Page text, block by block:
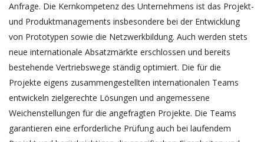
Anfrage. Die Kernkompetenz des Unternehmens ist das Projekt-
und Produktmanagements insbesondere bei der Entwicklung
von Prototypen sowie die Netzwerkbildung. Auch werden stets
neue internationale Absatzmärkte erschlossen und bereits
bestehende Vertriebswege ständig optimiert. Die für die
Projekte eigens zusammengestellten internationalen Teams
entwickeln zielgerechte Lösungen und angemessene
Weichenstellungen für die angefragten Projekte. Die Teams
garantieren eine erforderliche Prüfung auch bei laufendem